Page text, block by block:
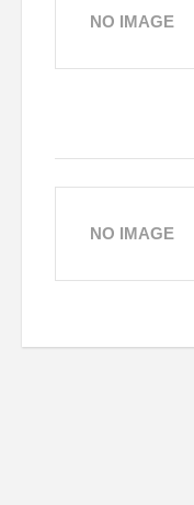
NO IMAGE
NO IMAGE